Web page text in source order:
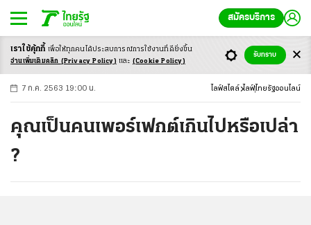
สมัครบริการ
-ก ก ก+
7 ก.ค. 2563 19:00 น. ไลฟ์สไตล์ ไลฟ์ไทยรัฐออนไลน์
คุณเป็นคนเพอร์เฟกต์เกินไปหรือเปล่า
?
เราใช้คุ้กกี้ เพื่อให้ทุกคนได้ประสบการณ์การใช้งานที่ดียิ่งขึ้น
อ่านเพิ่มเติมคลิก (Privacy Policy) และ (Cookie Policy)
รับทราบ